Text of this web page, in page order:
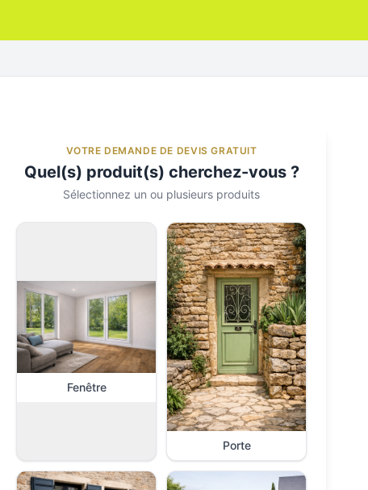
VOTRE DEMANDE DE DEVIS GRATUIT
Quel(s) produit(s) cherchez-vous ?
Sélectionnez un ou plusieurs produits
Fenêtre
Porte